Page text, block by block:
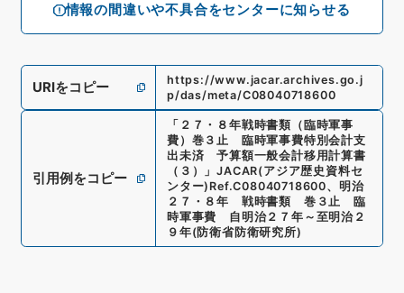
情報の間違いや不具合をセンターに知らせる
URIをコピー
https://www.jacar.archives.go.j
p/das/meta/C08040718600
引用例をコピー
「 ２７・８年戦時書類（臨時軍事
費）巻３止 臨時軍事費特別会計支
出未済 予算額一般会計移用計算書
（３）
」JACAR(アジア歴史資料セ
ンター) Ref.C08040718600、 明治
２７・８年 戦時書類 巻３止 臨
時軍事費 自明治２７年～至明治２
９年(防衛省防衛研究所)